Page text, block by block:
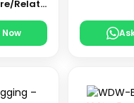
Relati